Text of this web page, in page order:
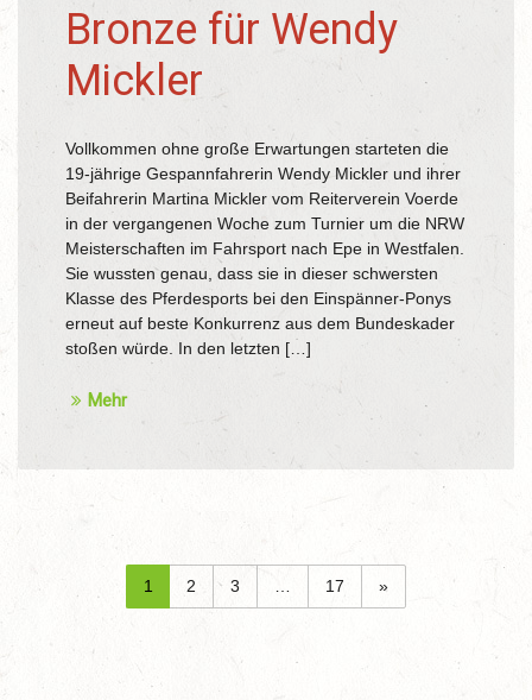
Bronze für Wendy
Mickler
Vollkommen ohne große Erwartungen starteten die
19-jährige Gespannfahrerin Wendy Mickler und ihrer
Beifahrerin Martina Mickler vom Reiterverein Voerde
in der vergangenen Woche zum Turnier um die NRW
Meisterschaften im Fahrsport nach Epe in Westfalen.
Sie wussten genau, dass sie in dieser schwersten
Klasse des Pferdesports bei den Einspänner-Ponys
erneut auf beste Konkurrenz aus dem Bundeskader
stoßen würde. In den letzten […]
Mehr
1 2 3 17 »